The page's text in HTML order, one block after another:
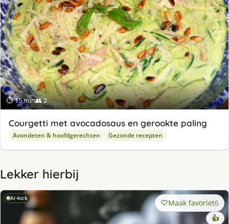
⏱ 15 min👥 2
Courgetti met avocadosaus en gerookte paling
Avondeten & hoofdgerechten Gezonde recepten
Lekker hierbij
AI-kok Maak favoriet6
👍